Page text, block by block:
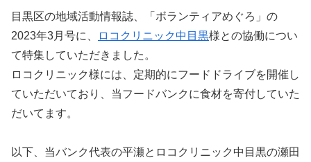
目黒区の地域活動情報誌、「ボランティアめぐろ」の
2023年3月号に、
ロコクリニック中目黒様との協働につい
て特集していただきました。
ロコクリニック様には、定期的にフードドライブを開催し
ていただいており、当フードバンクに食材を寄付していた
だいてます。
以下、当バンク代表の平瀬とロコクリニック中目黒の瀬田